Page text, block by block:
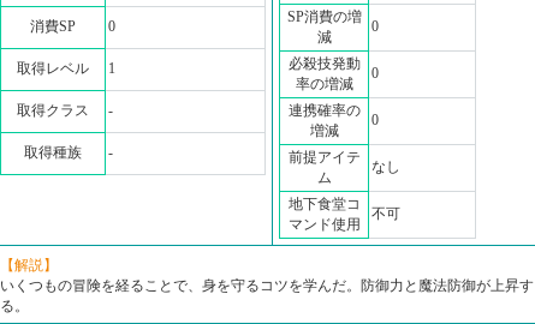
消費SP 0
取得レベル 1
取得クラス -
取得種族 -
SP消費の増
減
0
必殺技発動
率の増減
0
連携確率の
増減
0
前提アイテ
ム
なし
地下食堂コ
マンド使用
不可
【解説】
いくつもの冒険を経ることで、身を守るコツを学んだ。防御力と魔法防御が上昇す
る。